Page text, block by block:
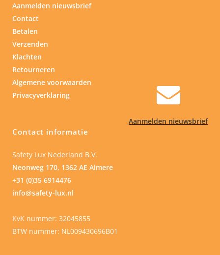
Aanmelden nieuwsbrief
Aanmelden nieuwsbrief
Contact
Betalen
Verzenden
Klachten
Retourneren
Algemene voorwaarden
Privacyverklaring
Contact informatie
Safety Lux Nederland B.V.
Neonweg 170, 1362 AE Almere
+31 (0)35 6914476
info@safety-lux.nl
KvK nummer: 32045855
BTW nummer: NL009430696B01